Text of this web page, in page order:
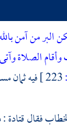
من آمن
وأقام الصلاة
فيه ثمان
فقالقتادة: